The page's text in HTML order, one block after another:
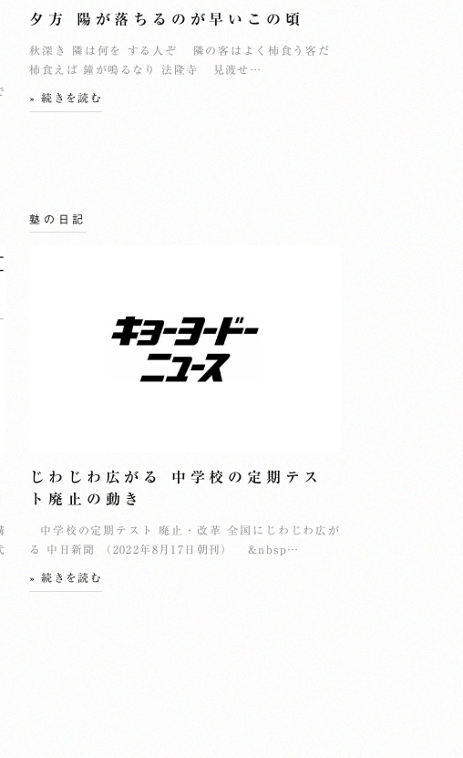
夕方 陽が落ちるのが早いこの頃
秋深き 隣は何を する人ぞ 隣の客はよく柿食う客だ
柿食えば 鐘が鳴るなり 法隆寺 見渡せ…
» 続きを読む
塾の日記
じわじわ広がる 中学校の定期テス
ト廃止の動き
中学校の定期テスト 廃止・改革 全国にじわじわ広が
る 中日新聞 （2022年8月17日朝刊） &nbsp…
» 続きを読む